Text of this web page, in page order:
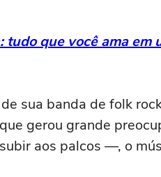
que você ama em
sua banda de folk
gerou grande
aos palcos —, o